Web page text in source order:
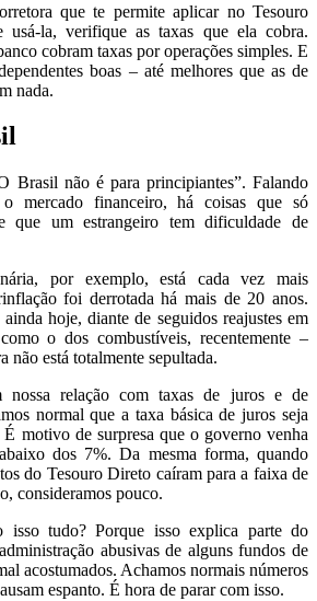
que te permite aplicar no Tesouro
usá-la, verifique as taxas que ela cobra.
cobram taxas por operações simples. E
boas – até melhores que as de
nada.
Brasil não é para principiantes”. Falando
o mercado financeiro, há coisas que só
que um estrangeiro tem dificuldade de
por exemplo, está cada vez mais
foi derrotada há mais de 20 anos.
hoje, diante de seguidos reajustes em
o dos combustíveis, recentemente –
não está totalmente sepultada.
nossa relação com taxas de juros e de
normal que a taxa básica de juros seja
motivo de surpresa que o governo venha
dos 7%. Da mesma forma, quando
do Tesouro Direto caíram para a faixa de
consideramos pouco.
isso tudo? Porque isso explica parte do
abusivas de alguns fundos de
acostumados. Achamos normais números
espanto. É hora de parar com isso.